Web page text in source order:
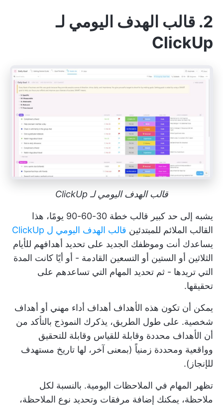
2. قالب الهدف اليومي لـ
ClickUp
قالب الهدف اليومي لـ ClickUp
يشبه إلى حد كبير قالب خطة 30-60-90 يومًا، هذا
القالب الملائم للمبتدئين قالب الهدف اليومي ل ClickUp
يساعدك أنت وموظفك الجديد على تحديد أهدافهم للأيام
الثلاثين أو الستين أو التسعين القادمة - أو أيًا كانت المدة
التي تريدها - ثم تحديد المهام التي تساعدهم على
تحقيقها.
يمكن أن تكون هذه الأهداف أهداف أداء مهني أو أهداف
شخصية. على طول الطريق، يذكرك النموذج بالتأكد من
أن الأهداف محددة وقابلة للقياس وقابلة للتحقيق
وواقعية ومحددة زمنياً (بمعنى آخر، لها تاريخ مستهدف
للإنجاز).
تظهر المهام في الملاحظات اليومية. بالنسبة لكل
ملاحظة، يمكنك إضافة مرفقات وتحديد نوع الملاحظة،